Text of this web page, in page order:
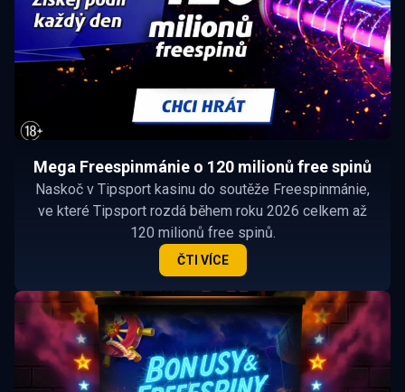
Mega Freespinmánie o 120 milionů free spinů
Naskoč v Tipsport kasinu do soutěže Freespinmánie,
ve které Tipsport rozdá během roku 2026 celkem až
120 milionů free spinů.
ČTI VÍCE